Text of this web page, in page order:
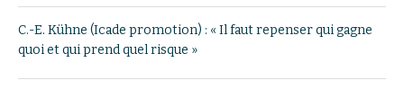
C.-E. Kühne (Icade promotion) : « Il faut repenser qui gagne
quoi et qui prend quel risque »